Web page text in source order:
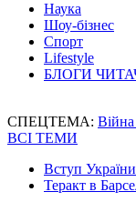
Наука
Шоу-бізнес
Спорт
Lifestyle
БЛОГИ
СПЕЦТЕМА: Війна
ВСІ ТЕМИ
Вступ
Теракт в